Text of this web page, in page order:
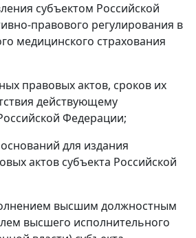
субъектом Российской
правового регулирования в
медицинского страхования
правовых актов, сроков их
действующему
Федерации;
для издания
актов субъекта Российской
высшим должностным
высшего исполнительного